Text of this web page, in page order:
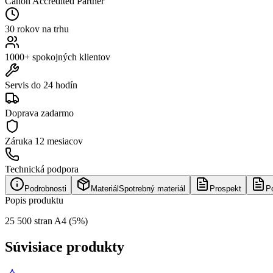
30 rokov na trhu
1000+ spokojných klientov
Servis do 24 hodín
Doprava zadarmo
Záruka 12 mesiacov
Technická podpora
Podrobnosti Materiál Spotrebný materiál Prospekt
Popis produktu
25 500 stran A4 (5%)
Súvisiace produkty